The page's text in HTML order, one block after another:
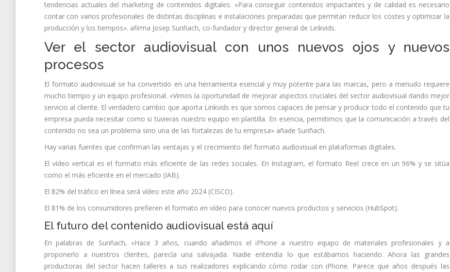
tendencias actuales del marketing de contenidos digitales. «Para conseguir contenidos impactantes y de calidad es necesario
contar con varios profesionales de distintas disciplinas e instalaciones preparadas que permitan reducir los costes y optimizar la
producción y los tiempos». afirma Josep Suriñach, co-fundador y director general de Linkvids.
Ver el sector audiovisual con unos nuevos ojos y nuevos
procesos
El formato audiovisual se ha convertido en una herramienta esencial y muy potente para las marcas, pero a menudo requiere
mucho tiempo y un equipo profesional. «Vimos la oportunidad de mejorar aspectos cruciales del sector audiovisual dando mejor
servicio al cliente. El verdadero cambio que aporta Linkvids es que somos capaces de pensar y producir todo el contenido que tu
empresa pueda necesitar como si tuvieras nuestro equipo en plantilla. En esencia, permitimos que la comunicación a través del
contenido no sea un problema sino una de las fortalezas de tu empresa» añade Suriñach.
Hay varias fuentes que confirman las ventajas y el crecimiento del formato audiovisual en plataformas digitales.
El vídeo vertical es el formato más eficiente de las redes sociales. En Instagram, el formato Reel crece en un 96% y se sitúa
como el más eficiente en el mercado (IAB).
El 82% del tráfico en línea será vídeo este año 2024 (CISCO).
El 81% de los consumidores prefieren el formato en vídeo para conocer nuevos productos y servicios (HubSpot).
El futuro del contenido audiovisual está aquí
En palabras de Suriñach, «Hace 3 años, cuando añadimos el iPhone a nuestro equipo de materiales profesionales y a
proponerlo a nuestros clientes, parecía una salvajada. Nadie entendía lo que estábamos haciendo. Ahora las grandes
productoras del sector hacen talleres a sus realizadores explicando cómo rodar con iPhone. Parece que años después las